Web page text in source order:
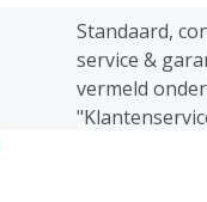
Standaard,
service &
vermeld